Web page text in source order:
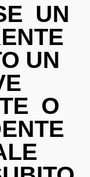
UN
UN
O